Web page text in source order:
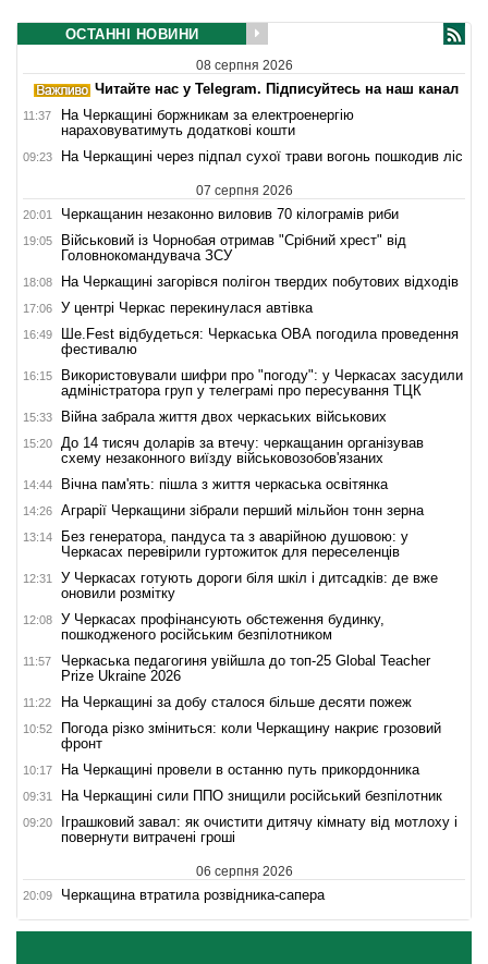
ОСТАННІ НОВИНИ
08 серпня 2026
Читайте нас у Telegram. Підписуйтесь на наш канал
11:37
На Черкащині боржникам за електроенергію
нараховуватимуть додаткові кошти
09:23 На Черкащині через підпал сухої трави вогонь пошкодив ліс
07 серпня 2026
20:01 Черкащанин незаконно виловив 70 кілограмів риби
19:05
Військовий із Чорнобая отримав "Срібний хрест" від
Головнокомандувача ЗСУ
18:08 На Черкащині загорівся полігон твердих побутових відходів
17:06 У центрі Черкас перекинулася автівка
16:49
Ше.Fest відбудеться: Черкаська ОВА погодила проведення
фестивалю
16:15
Використовували шифри про "погоду": у Черкасах засудили
адміністратора груп у телеграмі про пересування ТЦК
15:33 Війна забрала життя двох черкаських військових
15:20
До 14 тисяч доларів за втечу: черкащанин організував
схему незаконного виїзду військовозобов'язаних
14:44 Вічна пам'ять: пішла з життя черкаська освітянка
14:26 Аграрії Черкащини зібрали перший мільйон тонн зерна
13:14
Без генератора, пандуса та з аварійною душовою: у
Черкасах перевірили гуртожиток для переселенців
12:31
У Черкасах готують дороги біля шкіл і дитсадків: де вже
оновили розмітку
12:08
У Черкасах профінансують обстеження будинку,
пошкодженого російським безпілотником
11:57
Черкаська педагогиня увійшла до топ-25 Global Teacher
Prize Ukraine 2026
11:22 На Черкащині за добу сталося більше десяти пожеж
10:52
Погода різко зміниться: коли Черкащину накриє грозовий
фронт
10:17 На Черкащині провели в останню путь прикордонника
09:31 На Черкащині сили ППО знищили російський безпілотник
09:20
Іграшковий завал: як очистити дитячу кімнату від мотлоху і
повернути витрачені гроші
06 серпня 2026
20:09 Черкащина втратила розвідника-сапера